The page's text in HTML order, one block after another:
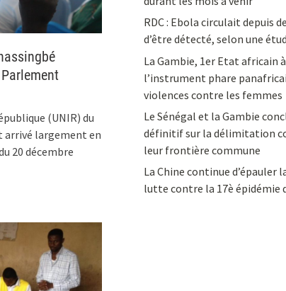
(UNIR) du
arrivé largement en
20 décembre
RDC : Ebola circulait depuis
d’être détecté, selon une
La Gambie, 1er Etat africain
l’instrument phare
violences contre les femmes
Le Sénégal et la Gambie
définitif sur la délimitation
leur frontière commune
La Chine continue d’épauler
lutte contre la 17è épidémie